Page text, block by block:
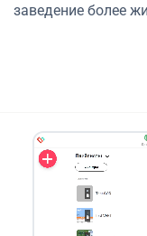
заведение более